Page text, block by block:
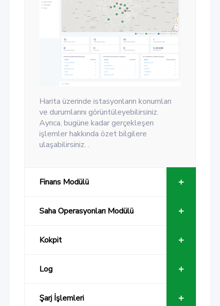
Harita üzerinde istasyonların konumları
ve durumlarını görüntüleyebilirsiniz.
Ayrıca, bugüne kadar gerçekleşen
işlemler hakkında özet bilgilere
ulaşabilirsiniz. .
Finans Modülü
Saha Operasyonları Modülü
Kokpit
Log
Şarj İşlemleri